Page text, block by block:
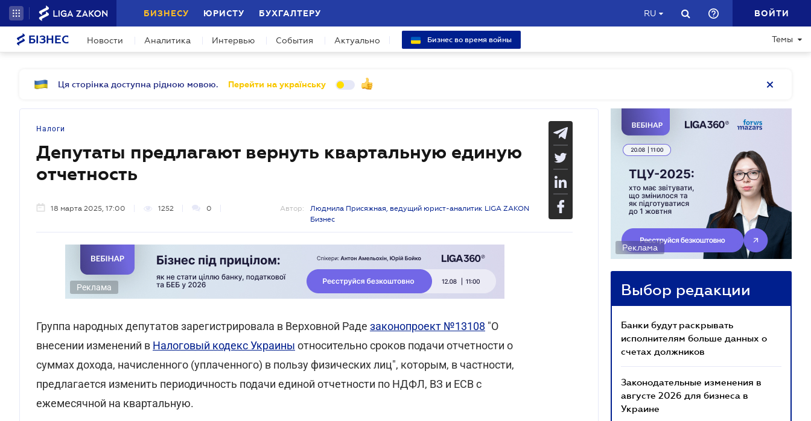
БИЗНЕСУ ЮРИСТУ БУХГАЛТЕРУ RU ВОЙТИ
БІЗНЕС Новости Аналитика Интервью События Актуально Бизнес во время войны Темы
Ця сторінка доступна рідною мовою. Перейти на українську
Налоги
Депутаты предлагают вернуть квартальную единую
отчетность
18 марта 2025, 17:00 1252 0 Автор:
Людмила Присяжная, ведущий юрист-аналитик LIGA ZAKON
Бизнес
Реклама
Группа народных депутатов зарегистрировала в Верховной Раде законопроект №13108 "О
внесении изменений в Налоговый кодекс Украины относительно сроков подачи отчетности о
суммах дохода, начисленного (уплаченного) в пользу физических лиц", которым, в частности,
предлагается изменить периодичность подачи единой отчетности по НДФЛ, ВЗ и ЕСВ с
ежемесячной на квартальную.
Реклама
Выбор редакции
Банки будут раскрывать
исполнителям больше данных о
счетах должников
Законодательные изменения в
августе 2026 для бизнеса в
Украине